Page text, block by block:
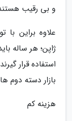
و بی رقیب
علاوه براین
ژاپن؛ هر ساله
استفاده قرار
بازار دسته دوم
هزینه کم